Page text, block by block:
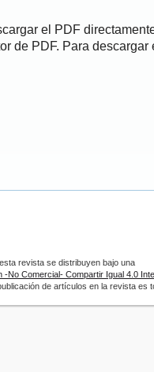
el PDF
de PDF. Para descargar
revista se distribuyen bajo una
No Comercial- Compartir Igual 4.0
de artículos en la revista es